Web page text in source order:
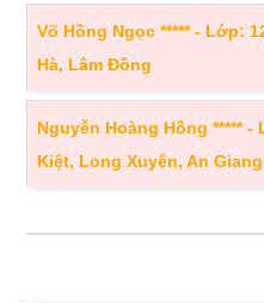
Võ Hồng Ngọc ***** - Lớp:
Hà, Lâm Đồng
Nguyễn Hoàng Hồng *****
Kiệt, Long Xuyên, An Giang